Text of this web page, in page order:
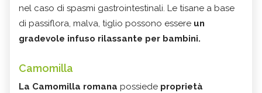
nel caso di spasmi gastrointestinali. Le tisane a base
di passiflora, malva, tiglio possono essere un
gradevole infuso rilassante per bambini.
Camomilla
La Camomilla romana possiede proprietà